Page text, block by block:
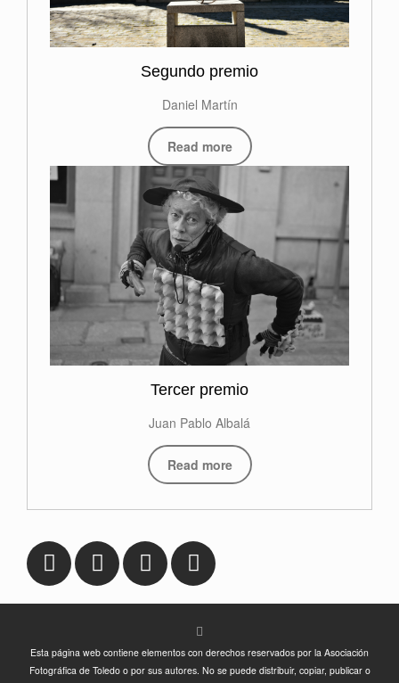
Segundo premio
Daniel Martín
Read more
Tercer premio
Juan Pablo Albalá
Read more
Esta página web contiene elementos con derechos reservados por la Asociación
Fotográfica de Toledo o por sus autores. No se puede distribuir, copiar, publicar o